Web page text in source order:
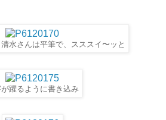
水さんは平筆で、スススイ〜ッと
躍るように書き込み